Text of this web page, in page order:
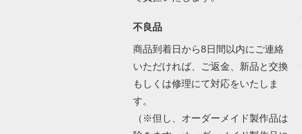
不良品
商品到着日から8日間以内にご連絡
いただければ、ご返金、新品と交換
もしくは修理にて対応をいたしま
す。
（※但し、オーダーメイド製作品は